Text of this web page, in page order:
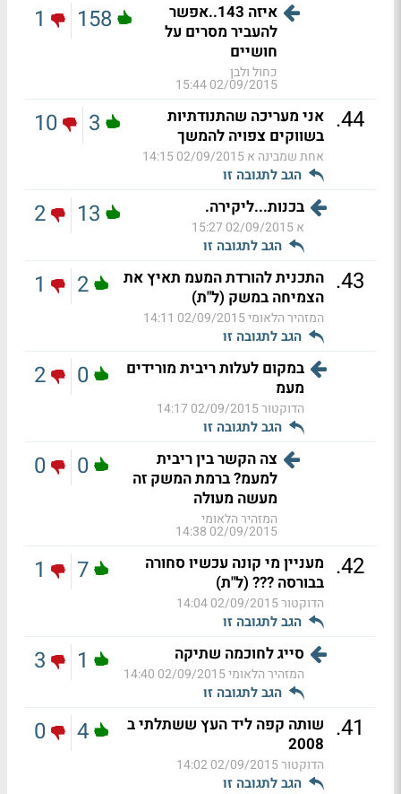
איזה 143..אפשר
להעביר מסרים על
חושיים
כחול ולבן
02/09/2015 15:44
158
1
44
. אני מעריכה שהתנודתיות
בשווקים צפויה להמשך
אחת שמבינה א02/09/2015 14:15
הגב לתגובה זו
3
10
בכנות...ליקירה.
א02/09/2015 15:27
הגב לתגובה זו
13
2
43
. התכנית להורדת המעמ תאיץ את
הצמיחה במשק (ל"ת)
המזהיר הלאומי02/09/2015 14:11
הגב לתגובה זו
2
1
במקום לעלות ריבית מורידים
מעמ
הדוקטור02/09/2015 14:17
הגב לתגובה זו
0
2
צה הקשר בין ריבית
למעמ? ברמת המשק זה
מעשה מעולה
המזהיר הלאומי
02/09/2015 14:38
0
0
42
. מעניין מי קונה עכשיו סחורה
בבורסה ??? (ל"ת)
הדוקטור02/09/2015 14:04
הגב לתגובה זו
7
1
סייג לחוכמה שתיקה
המזהיר הלאומי02/09/2015 14:40
הגב לתגובה זו
1
3
41
. שותה קפה ליד העץ ששתלתי ב
2008
הדוקטור02/09/2015 14:02
הגב לתגובה זו
4
0